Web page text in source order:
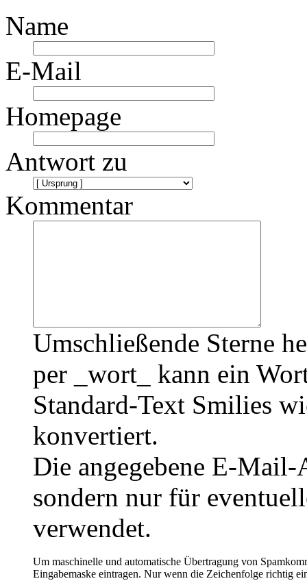
Name
E-Mail
Homepage
Antwort zu
Kommentar
Umschließende Sterne
per _wort_ kann ein
Standard-Text Smilies
konvertiert.
Die angegebene E-
sondern nur für
verwendet.
Um maschinelle und automatische Übertragung von
Eingabemaske eintragen. Nur wenn die Zeichenfolge richtig